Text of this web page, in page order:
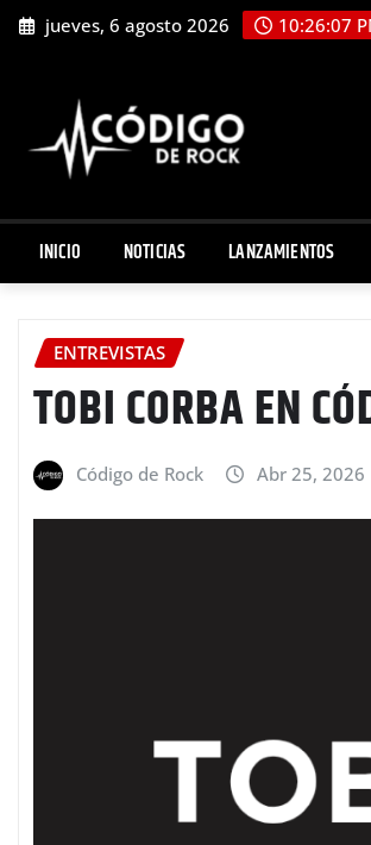
Saltar
jueves, 6 agosto 2026 10:26:08
INICIO NOTICIAS LANZAMIENTOS
ENTREVISTAS
TOBI CORBA EN
Código de Rock Abr 25, 2026